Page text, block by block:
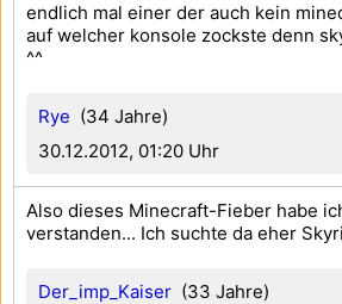
Rye (34 Jahre)
30.12.2012, 01:20 Uhr
endlich mal einer der auch kein
auf welcher konsole zockste denn
^^
Der_imp_Kaiser (33 Jahre)
Also dieses Minecraft-Fieber habe
verstanden... Ich suchte da eher